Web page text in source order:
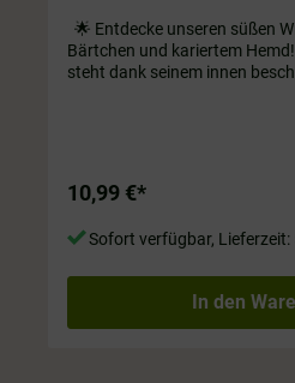
🌟 Entdecke unseren süßen
Bärtchen und kariertem
steht dank seinem innen
10,99 €*
Sofort verfügbar, Lieferzeit:
In den